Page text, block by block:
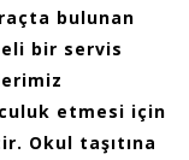
bulunan
bir servis
etmesi için
Okul taşıtına